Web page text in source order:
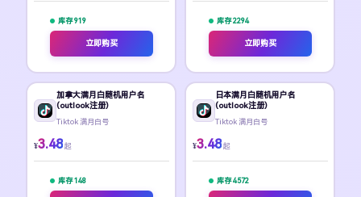
库存 919
立即购买
库存 2294
立即购买
加拿大满月白随机用户名
(outlook注册)
Tiktok 满月白号
¥3.48 起
库存 148
日本满月白随机用户名
(outlook注册)
Tiktok 满月白号
¥3.48 起
库存 4572